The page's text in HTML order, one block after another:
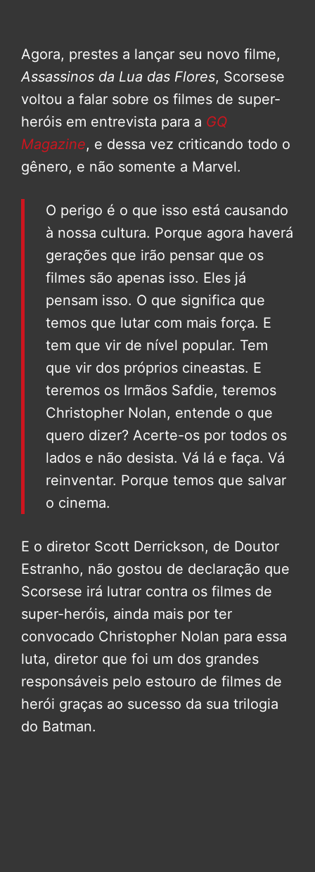
Agora, prestes a lançar seu novo filme,
Assassinos da Lua das Flores, Scorsese
voltou a falar sobre os filmes de super-
heróis em entrevista para a GQ
Magazine, e dessa vez criticando todo o
gênero, e não somente a Marvel.
O perigo é o que isso está causando
à nossa cultura. Porque agora haverá
gerações que irão pensar que os
filmes são apenas isso. Eles já
pensam isso. O que significa que
temos que lutar com mais força. E
tem que vir de nível popular. Tem
que vir dos próprios cineastas. E
teremos os Irmãos Safdie, teremos
Christopher Nolan, entende o que
quero dizer? Acerte-os por todos os
lados e não desista. Vá lá e faça. Vá
reinventar. Porque temos que salvar
o cinema.
E o diretor Scott Derrickson, de Doutor
Estranho, não gostou de declaração que
Scorsese irá lutrar contra os filmes de
super-heróis, ainda mais por ter
convocado Christopher Nolan para essa
luta, diretor que foi um dos grandes
responsáveis pelo estouro de filmes de
herói graças ao sucesso da sua trilogia
do Batman.